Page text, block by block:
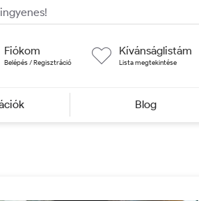
Fiókom
Belépés / Regisztráció
Kívánságlistám
Lista megtekintése
Blog